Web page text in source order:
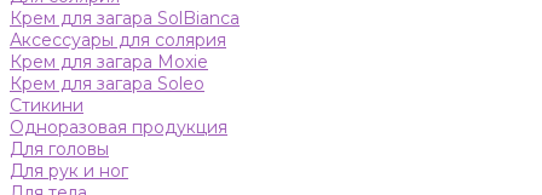
Крем для загара SolBianca
Аксессуары для солярия
Крем для загара Moxie
Крем для загара Soleo
Стикини
Одноразовая продукция
Для головы
Для рук и ног